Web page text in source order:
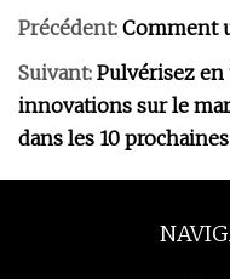
Précédent: Comment
Suivant: Pulvérisez
innovations sur le
dans les 10